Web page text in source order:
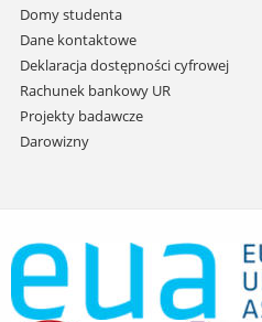
Domy studenta
Dane kontaktowe
Deklaracja dostępności cyfrowej
Rachunek bankowy UR
Projekty badawcze
Darowizny